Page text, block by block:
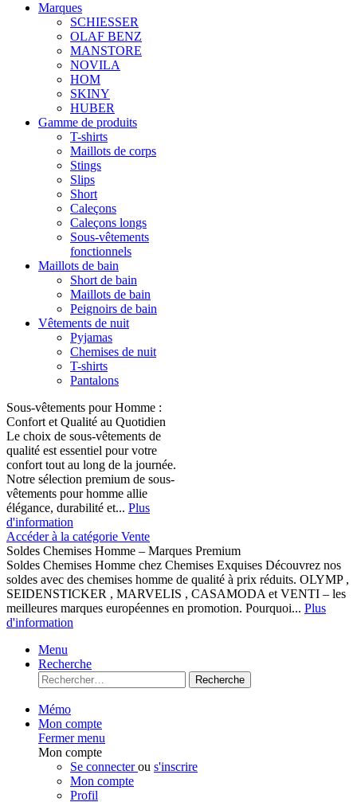
Marques
SCHIESSER
OLAF BENZ
MANSTORE
NOVILA
HOM
SKINY
HUBER
Gamme de produits
T-shirts
Maillots de corps
Stings
Slips
Short
Caleçons
Caleçons longs
Sous-vêtements
fonctionnels
Maillots de bain
Short de bain
Maillots de bain
Peignoirs de bain
Vêtements de nuit
Pyjamas
Chemises de nuit
T-shirts
Pantalons
Sous-vêtements pour Homme :
Confort et Qualité au Quotidien
Le choix de sous-vêtements de
qualité est essentiel pour votre
confort tout au long de la journée.
Notre sélection premium de sous-
vêtements pour homme allie
élégance, durabilité et... Plus
d'information
Accéder à la catégorie Vente
Soldes Chemises Homme – Marques Premium
Soldes Chemises Homme chez Chemises Exquises Découvrez nos
soldes avec des chemises homme de qualité à prix réduits. OLYMP ,
SEIDENSTICKER , MARVELIS , CASAMODA et VENTI – les
meilleures marques européennes en promotion. Pourquoi... Plus
d'information
Menu
Recherche
Recherche
Mémo
Mon compte
Fermer menu
Mon compte
Se connecterou s'inscrire
Mon compte
Profil